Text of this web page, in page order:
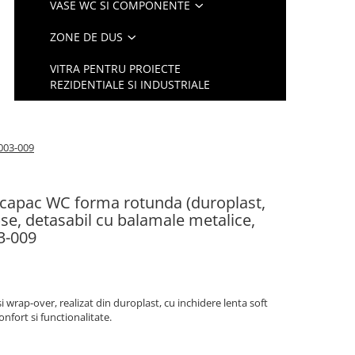
VASE WC SI COMPONENTE
ZONE DE DUS
VITRA PENTRU PROIECTE
REZIDENTIALE SI INDUSTRIALE
009
WC forma rotunda (duroplast,
detasabil cu balamale metalice,
009
wrap-over, realizat din duroplast, cu inchidere lenta soft
si functionalitate.